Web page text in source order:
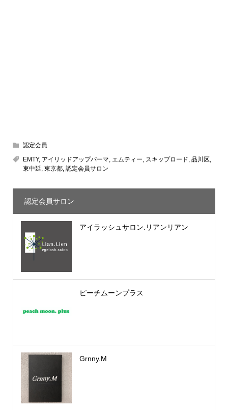
認定会員
EMTY, アイリッドアップパーマ, エムティー, スキップロード, 品川区,
東中延, 東京都, 認定会員サロン
認定会員サロン
アイラッシュサロン.リアンリアン
ピーチムーンプラス
Grnny.M